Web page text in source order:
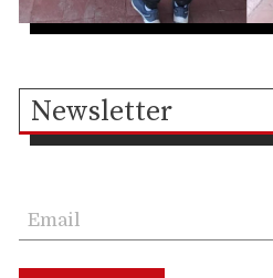
Newsletter